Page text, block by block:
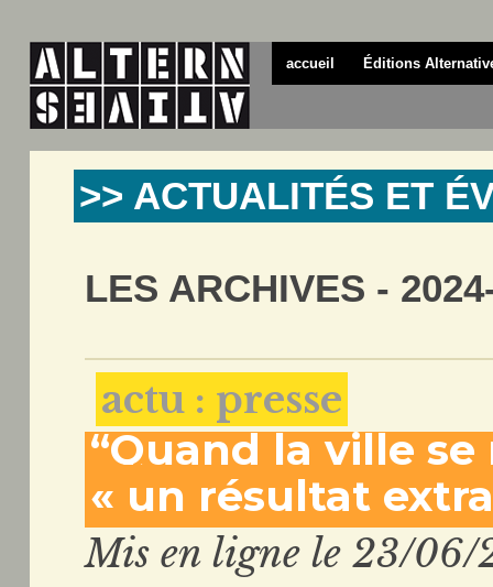
accueil Éditions
>> ACTUALITÉS ET
LES ARCHIVES -
actu : presse
“Quand la ville
« un résultat
Mis en ligne le 23/06/